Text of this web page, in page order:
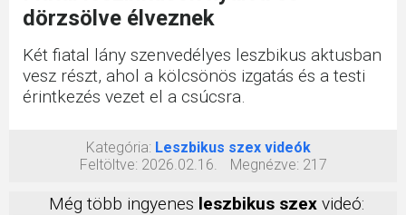
dörzsölve élveznek
Két fiatal lány szenvedélyes leszbikus aktusban
vesz részt, ahol a kölcsönös izgatás és a testi
érintkezés vezet el a csúcsra.
Kategória: Leszbikus szex videók
Feltöltve: 2026.02.16. Megnézve: 217
Még több ingyenes leszbikus szex videó: